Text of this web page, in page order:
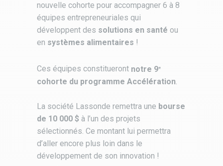
nouvelle cohorte pour accompagner 6 à 8
équipes entrepreneuriales qui
développent des solutions en santé ou
en systèmes alimentaires !
Ces équipes constitueront notre 9e
cohorte du programme Accélération
La société Lassonde remettra une bourse
de 10 000 $ à l’un des projets
sélectionnés. Ce montant lui permettra
d’aller encore plus loin dans le
développement de son innovation !